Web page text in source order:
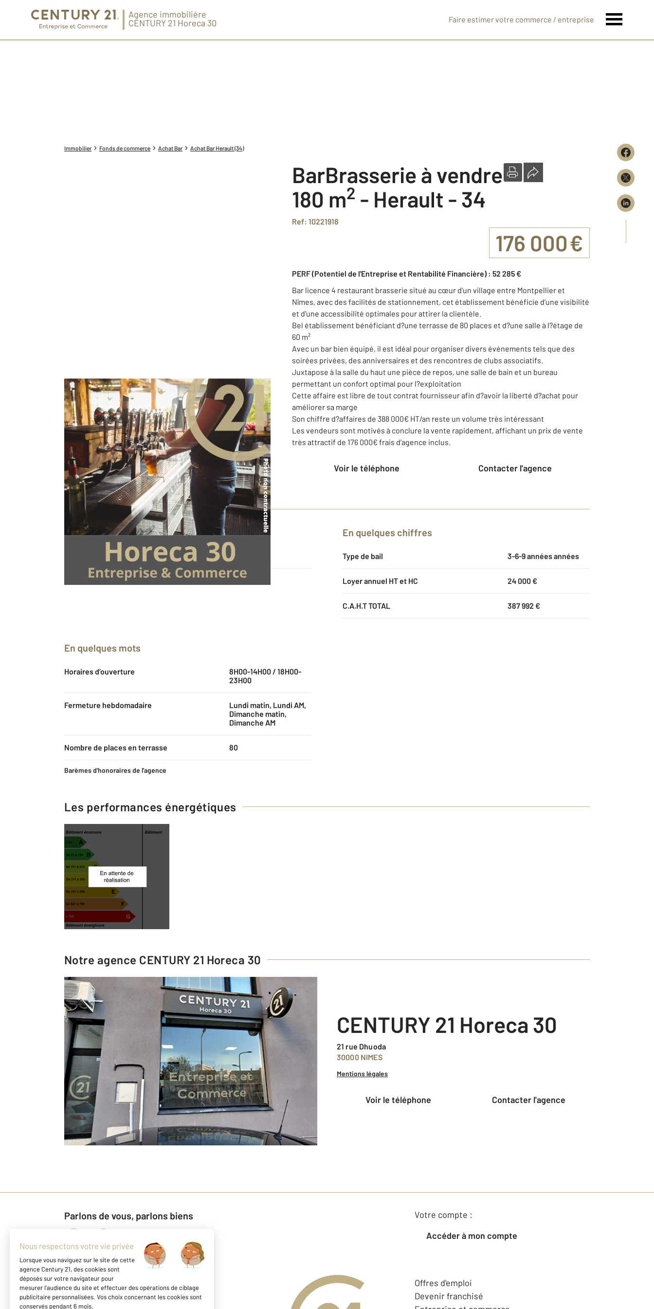
Agence immobilière
CENTURY 21 Horeca 30
Faire estimer votre commerce / entreprise
Immobilier Fonds de commerce Achat Bar Achat Bar Herault (34)
BarBrasserie à vendre
180 m2 - Herault - 34
Ref: 10221918
176 000 €
PERF (Potentiel de l'Entreprise et Rentabilité Financière) : 52 285 €
Bar licence 4 restaurant brasserie situé au cœur d'un village entre Montpellier et
Nîmes, avec des facilités de stationnement, cet établissement bénéficie d'une visibilité
et d'une accessibilité optimales pour attirer la clientèle.
Bel établissement bénéficiant d?une terrasse de 80 places et d?une salle à l?étage de
60 m²
Avec un bar bien équipé, il est idéal pour organiser divers événements tels que des
soirées privées, des anniversaires et des rencontres de clubs associatifs.
Juxtapose à la salle du haut une pièce de repos, une salle de bain et un bureau
permettant un confort optimal pour l?exploitation
Cette affaire est libre de tout contrat fournisseur afin d?avoir la liberté d?achat pour
améliorer sa marge
Son chiffre d?affaires de 388 000€ HT/an reste un volume très intéressant
Les vendeurs sont motivés à conclure la vente rapidement, affichant un prix de vente
très attractif de 176 000€ frais d'agence inclus.
Voir le téléphone Contacter l'agence
Fiche détaillée du bien
Description
34
En quelques chiffres
Type de bail 3-6-9 années années
Loyer annuel HT et HC 24 000 €
C.A.H.T TOTAL 387 992 €
En quelques mots
Horaires d’ouverture
8H00-14H00 / 18H00-
23H00
Fermeture hebdomadaire
Lundi matin, Lundi AM,
Dimanche matin,
Dimanche AM
Nombre de places en terrasse 80
Barèmes d'honoraires de l'agence
Les performances énergétiques
Notre agence CENTURY 21 Horeca 30
CENTURY 21 Horeca 30
21 rue Dhuoda
30000 NIMES
Mentions légales
voir le téléphone Contacter l'agence
Parlons de vous, parlons biens
Votre compte :
Accéder à mon compte
Offres d'emploi
Devenir franchisé